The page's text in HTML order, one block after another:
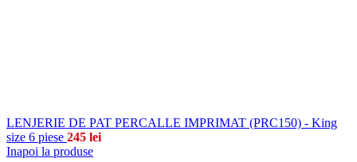
LENJERIE DE PAT PERCALLE IMPRIMAT (PRC150) - King
size 6 piese 245 lei
Inapoi la produse